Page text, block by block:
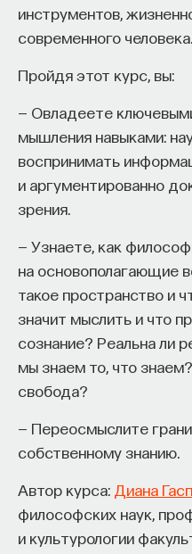
инструментов,
современного человека.
Пройдя этот курс, вы:
— Овладеете
мышления навыками:
воспринимать
и аргументированно
зрения.
— Узнаете, как
на основополагающие
такое пространство и
значит мыслить и что
сознание? Реальна ли
мы знаем то, что
свобода?
— Переосмыслите
собственному знанию.
Автор курса: Диана
философских наук,
и культурологии
КУЛЬТУРА МАССОВАЯ
ЛИТЕРАТУРОВЕДЕНИЕ
ГУМАНИТАРНЫЕ НАУКИ
КУРС
Cinema Studies